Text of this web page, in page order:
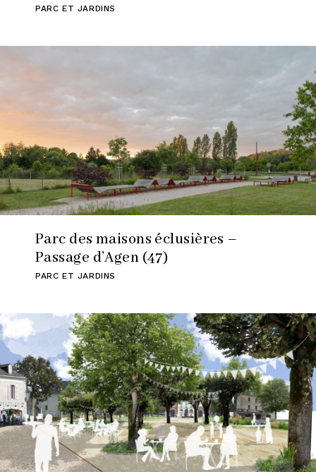
PARC ET JARDINS
Parc des maisons éclusières –
Passage d’Agen (47)
PARC ET JARDINS